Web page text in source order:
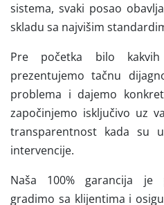
sistema, svaki posao
skladu sa najvišim
Pre početka bilo
prezentujemo tačnu
problema i dajemo
započinjemo isključivo uz
transparentnost kada su
intervencije.
Naša 100% garancija je
gradimo sa klijentima i